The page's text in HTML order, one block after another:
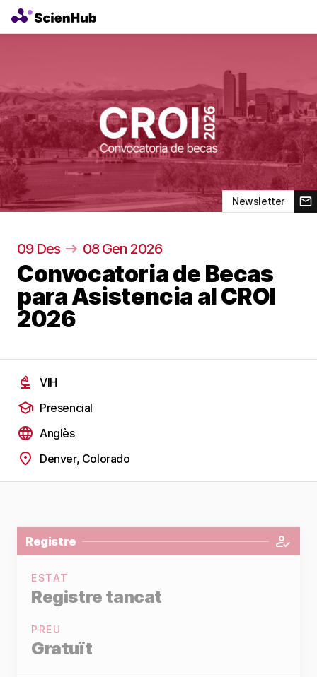
Newsletter
09 Des 08 Gen 2026
Convocatoria de Becas
para Asistencia al CROI
2026
VIH
Presencial
Anglès
Denver, Colorado
Registre
ESTAT
Registre tancat
PREU
Gratuït